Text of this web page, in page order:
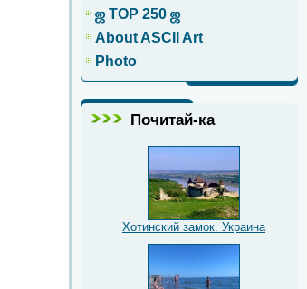
ஜ TOP 250 ஜ
About ASCII Art
Photo
Почитай-ка
Хотинский замок. Украина